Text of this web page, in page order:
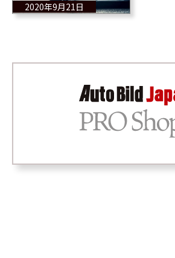
2020年9月21日